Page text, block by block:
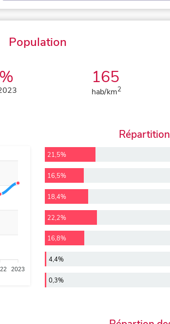
Population
165
hab/km2
2023
21,5%
16,5%
18,4%
22,2%
16,8%
4,4%
0,3%